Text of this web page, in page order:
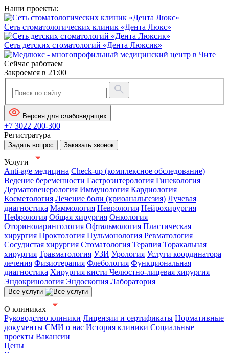
Наши проекты:
Сеть стоматологических клиник «Дента Люкс»
Сеть детских стоматологий «Дента Люксик»
Сейчас работаем
Закроемся в 21:00
Версия для слабовидящих
+7 3022 200-300
Регистратура
Задать вопрос Заказать звонок
Услуги
Anti-age медицина Check-up (комплексное обследование)
Ведение беременности Гастроэнтерология Гинекология
Дерматовенерология Иммунология Кардиология
Косметология Лечение боли (криоанальгезия) Лучевая
диагностика Маммология Неврология Нейрохирургия
Нефрология Общая хирургия Онкология
Оториноларингология Офтальмология Пластическая
хирургия Проктология Пульмонология Ревматология
Сосудистая хирургия Стоматология Терапия Торакальная
хирургия Травматология УЗИ Урология Услуги координатора
лечения Физиотерапия Флебология Функциональная
диагностика Хирургия кисти Челюстно-лицевая хирургия
Эндокринология Эндоскопия Лаборатория
Все услуги
О клиниках
Руководство клиники Лицензии и сертификаты Нормативные
документы СМИ о нас История клиники Социальные
проекты Вакансии
Цены